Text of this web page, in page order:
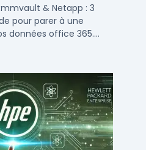
& Netapp : 3
pour parer à une
données office 365.